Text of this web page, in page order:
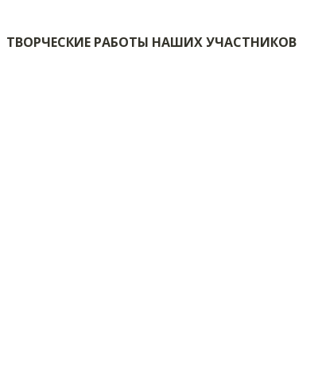
ТВОРЧЕСКИЕ РАБОТЫ НАШИХ УЧАСТНИКОВ